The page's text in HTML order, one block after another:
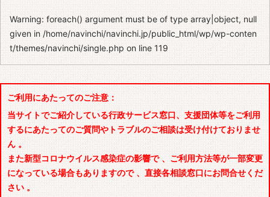
Warning: foreach() argument must be of type array|object, null
given in/home/navinchi/navinchi.jp/public_html/wp/wp-conten
t/themes/navinchi/single.php on line119
ご利用にあたってのご注意：
当サイトでご紹介している行政サービス窓口、支援団体等をご利用
するにあたってのご質問やトラブルのご相談は受け付けておりませ
ん 。
また新型コロナウイルス感染症の影響で 、ご利用方法等が一部変更
になっている場合もありますので 、直接各相談窓口にお問合せくだ
さい 。